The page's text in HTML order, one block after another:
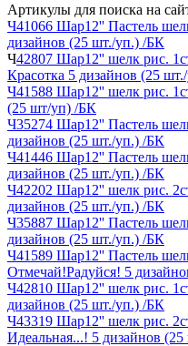
Артикулы для поиска на
Ч41066 Шар12'' Пастель
дизайнов (25 шт./уп.) /БК
Ч42807 Шар12'' шелк рис.
Красотка 5 дизайнов (25
Ч41588 Шар12'' шелк рис.
(25 шт/уп) /БК
Ч35274 Шар12'' Пастель
дизайнов (25 шт./уп.) /БК
Ч41446 Шар12'' Пастель
дизайнов (25 шт./уп.) /БК
Ч42202 Шар12'' шелк рис.
дизайнов (25 шт./уп.) /БК
Ч35887 Шар12'' Пастель
дизайнов (25 шт./уп.) /БК
Ч41589 Шар12'' Пастель
Отмечай!Радуйся! 5
Ч42810 Шар12'' шелк рис.
дизайнов (25 шт./уп.) /БК
Ч43319 Шар12'' шелк рис.
Идеальная...! 5 дизайнов